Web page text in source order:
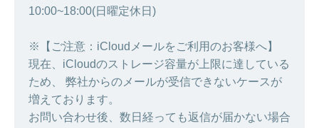
10:00~18:00(日曜定休日)
※【ご注意：iCloudメールをご利用のお客様へ】
現在、iCloudのストレージ容量が上限に達している
ため、 弊社からのメールが受信できないケースが
増えております。
お問い合わせ後、数日経っても返信が届かない場合